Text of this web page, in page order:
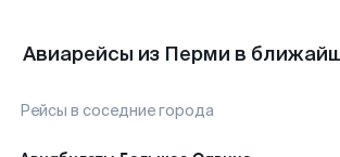
Авиарейсы из Перми в
Рейсы в соседние города